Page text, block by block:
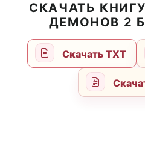
СКАЧАТЬ
ДЕМОНОВ 2
Скачать TXT